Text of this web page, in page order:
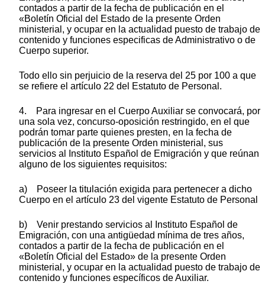
contados a partir de la fecha de publicación en el
«Boletín Oficial del Estado de la presente Orden
ministerial, y ocupar en la actualidad puesto de trabajo de
contenido y funciones especificas de Administrativo o de
Cuerpo superior.
Todo ello sin perjuicio de la reserva del 25 por 100 a que
se refiere el artículo 22 del Estatuto de Personal.
4. Para ingresar en el Cuerpo Auxiliar se convocará, por
una sola vez, concurso-oposición restringido, en el que
podrán tomar parte quienes presten, en la fecha de
publicación de la presente Orden ministerial, sus
servicios al Instituto Español de Emigración y que reúnan
alguno de los siguientes requisitos:
a) Poseer la titulación exigida para pertenecer a dicho
Cuerpo en el artículo 23 del vigente Estatuto de Personal
b) Venir prestando servicios al Instituto Español de
Emigración, con una antigüedad mínima de tres años,
contados a partir de la fecha de publicación en el
«Boletín Oficial del Estado» de la presente Orden
ministerial, y ocupar en la actualidad puesto de trabajo de
contenido y funciones específicos de Auxiliar.